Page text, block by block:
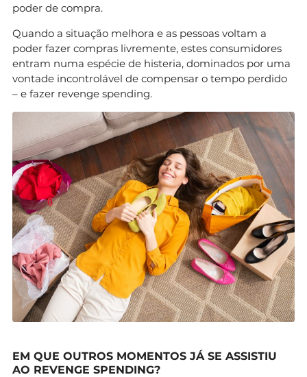
poder de compra.
Quando a situação melhora e as pessoas voltam a
poder fazer compras livremente, estes consumidores
entram numa espécie de histeria, dominados por uma
vontade incontrolável de compensar o tempo perdido
– e fazer revenge spending.
EM QUE OUTROS MOMENTOS JÁ SE ASSISTIU
AO REVENGE SPENDING?